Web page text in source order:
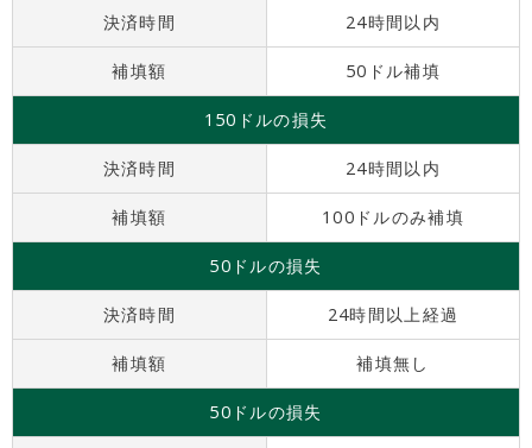
決済時間 24時間以内
補填額 50ドル補填
150ドルの損失
決済時間 24時間以内
補填額 100ドルのみ補填
50ドルの損失
決済時間 24時間以上経過
補填額 補填無し
50ドルの損失